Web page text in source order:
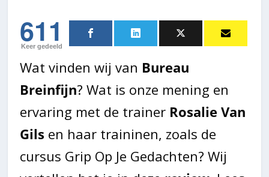
611
Keer gedeeld
Wat vinden wij van Bureau
Breinfijn? Wat is onze mening en
ervaring met de trainer Rosalie Van
Gils en haar traininen, zoals de
cursus Grip Op Je Gedachten? Wij